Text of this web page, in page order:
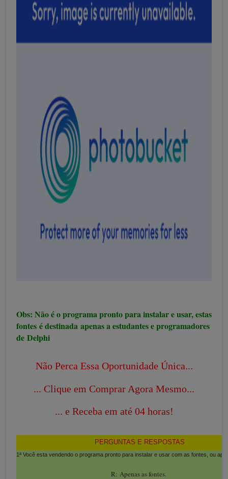
Obs: Não é o programa pronto para instalar e usar, estas
fontes é destinada apenas a estudantes e programadores
de Delphi
Não Perca Essa Oportunidade Única...
... Clique em Comprar Agora Mesmo...
... e Receba em até 04 horas!
PERGUNTAS E RESPOSTAS
1ª Você esta vendendo o programa pronto para instalar e usar com as fontes, ou
R: Apenas as fontes.